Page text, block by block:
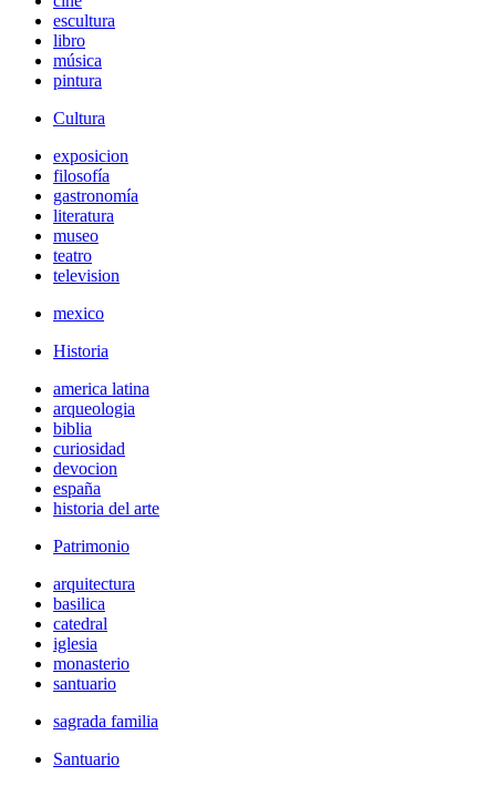
escultura
libro
música
pintura
Cultura
exposicion
filosofía
gastronomía
literatura
museo
teatro
television
mexico
Historia
america latina
arqueologia
biblia
curiosidad
devocion
españa
historia del arte
Patrimonio
arquitectura
basilica
catedral
iglesia
monasterio
santuario
sagrada familia
Santuario